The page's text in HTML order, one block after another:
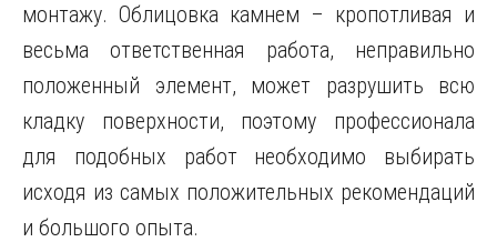
монтажу. Облицовка камнем – кропотливая и
весьма ответственная работа, неправильно
положенный элемент, может разрушить всю
кладку поверхности, поэтому профессионала
для подобных работ необходимо выбирать
исходя из самых положительных рекомендаций
и большого опыта.